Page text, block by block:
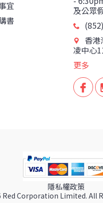
宜
書
及公眾
香
凌中心
更多
隱私權政策
Red Corporation Limited. All